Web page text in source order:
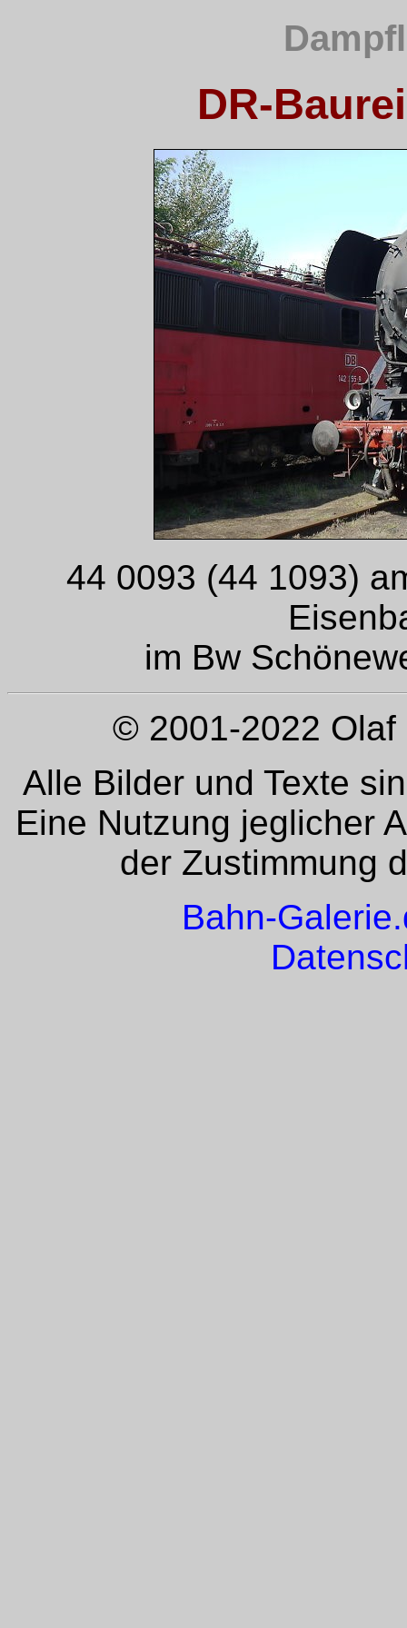
DR-
44 0093 (44 1093)
im Bw
© 2001-2022 Olaf
Alle Bilder und Texte
Eine Nutzung jeglicher
der Zustimmung
Bahn-